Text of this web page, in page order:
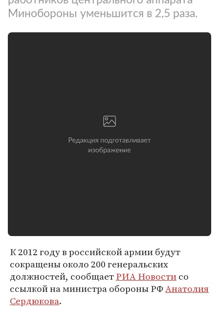
Минобороны уменьшится в 2,5 раза.
К 2012 году в российской армии будут
сокращены около 200 генеральских
должностей, сообщаетРИА Новостисо
ссылкой на министра обороны РФАнатолия
Сердюкова.